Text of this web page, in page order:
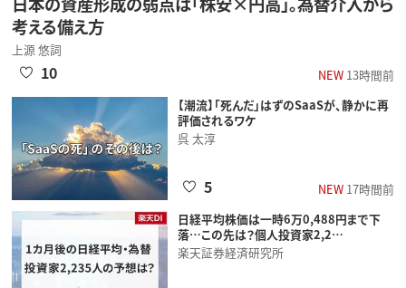
考える備え方
上源 悠詞
NEW13時間前
10
【潮流】「死んだ」はずのSaaSが、静かに再
評価されるワケ
呉 太淳
NEW17時間前
5
日経平均株価は一時6万0,488円まで下
落…この先は？個人投資家2,2…
楽天証券経済研究所